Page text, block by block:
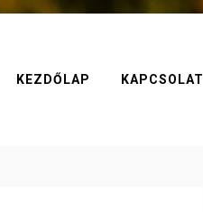
KEZDŐLAP KAPCSOLAT